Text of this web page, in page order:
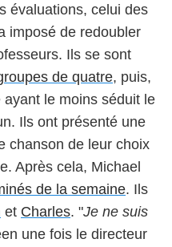
évaluations, celui des
imposé de redoubler
Ils se sont
de quatre, puis,
le moins séduit le
Ils ont présenté une
chanson de leur choix
Après cela, Michael
de la semaine. Ils
et Charles. "Je ne suis
une fois le directeur